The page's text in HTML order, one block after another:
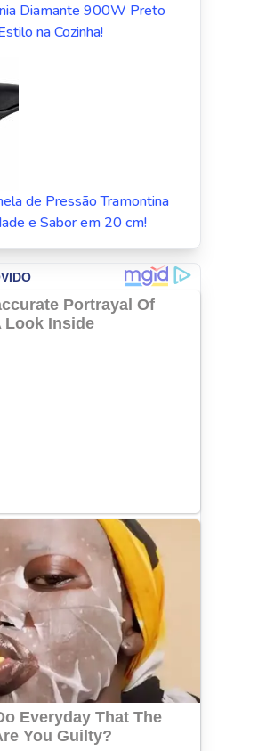
Diamante 900W Preto
na Cozinha!
de Pressão Tramontina
e Sabor em 20 cm!